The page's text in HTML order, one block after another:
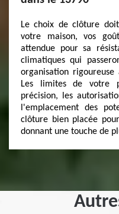
Le choix de clôture
votre maison, vos
attendue pour sa
climatiques qui
organisation
Les limites de votre
précision, les
l'emplacement des
clôture bien placée
donnant une touche de